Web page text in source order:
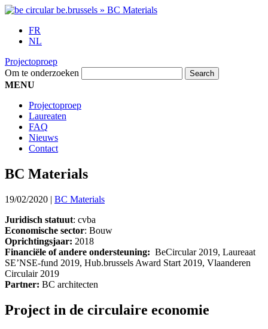
FR
NL
Projectoproep
Om te onderzoeken
MENU
Projectoproep
Laureaten
FAQ
Nieuws
Contact
BC Materials
19/02/2020 | BC Materials
Juridisch statuut: cvba
Economische sector: Bouw
Oprichtingsjaar: 2018
Financiële of andere ondersteuning: BeCircular 2019, Laureaat
SE’NSE-fund 2019, Hub.brussels Award Start 2019, Vlaanderen
Circulair 2019
Partner: BC architecten
Project in de circulaire economie